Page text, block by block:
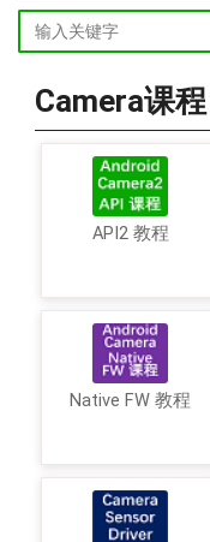
Camera课程
API2 教程
Native FW 教程